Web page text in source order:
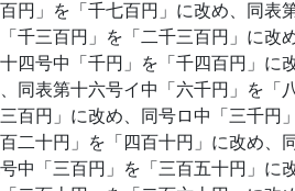
円」を「千七百円」に改め、同表
千三百円」を「二千三百円」に改
四号中「千円」を「千四百円」に
同表第十六号イ中「六千円」を「
百円」に改め、同号ロ中「三千円
二十円」を「四百十円」に改め、
中「三百円」を「三百五十円」に